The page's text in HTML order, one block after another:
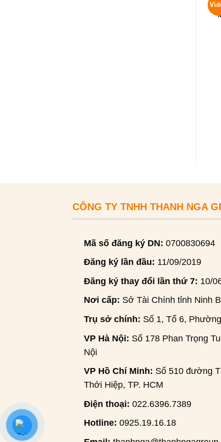
CÔNG TY TNHH THANH NGA
Mã số đăng ký DN: 0700830694
Đăng ký lần đầu: 11/09/2019
Đăng ký thay đổi lần thứ 7: 10/
Nơi cấp: Sở Tài Chính tỉnh Ninh
Trụ sở chính: Số 1, Tổ 6,
VP Hà Nội: Số 178 Phan Trọng
Nội
VP Hồ Chí Minh: Số 510 đường
Thới Hiệp, TP. HCM
Điện thoại: 022.6396.7389
Hotline: 0925.19.16.18